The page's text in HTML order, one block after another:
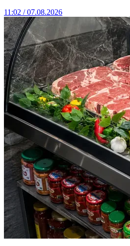
11:02 / 07.08.2026